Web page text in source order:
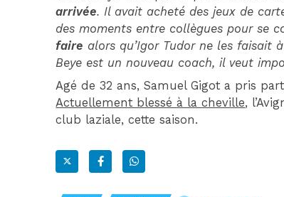
arrivée. Il avait acheté des jeux de
des moments entre collègues pour se
faire alors qu’Igor Tudor ne les faisait
Beye est un nouveau coach, il veut
Agé de 32 ans, Samuel Gigot a pris
Actuellement blessé à la cheville,
club laziale, cette saison.